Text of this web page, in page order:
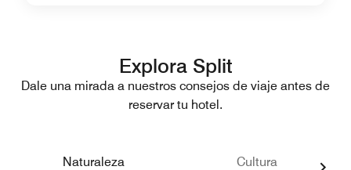
Explora Split
Dale una mirada a nuestros consejos de viaje antes de
reservar tu hotel.
Naturaleza Cultura